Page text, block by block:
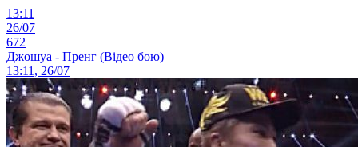
13:11
26/07
672
Джошуа - Пренг (Відео бою)
13:11, 26/07